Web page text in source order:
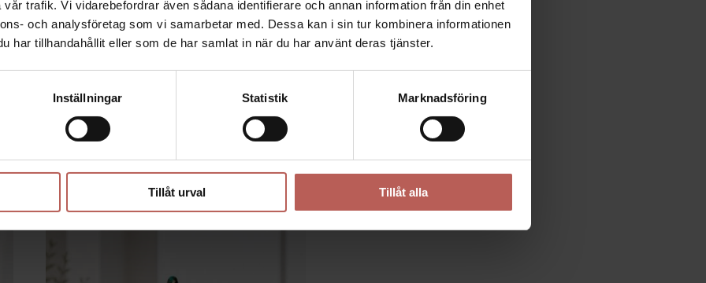
trafik. Vi vidarebefordrar även sådana identifierare och annan information från din enhet
och analysföretag som vi samarbetar med. Dessa kan i sin tur kombinera informationen
har tillhandahållit eller som de har samlat in när du har använt deras tjänster.
Inställningar Statistik Marknadsföring
Tillåt urval Tillåt alla
presentask med bifogad beskrivning av konstnären samt konstverket.
- Open Edition - Dansk konst med humor och symbolik
…